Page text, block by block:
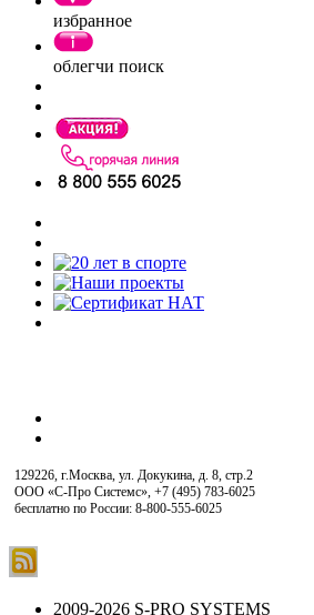
избранное
облегчи поиск
129226, г.Москва, ул. Докукина, д. 8, стр.2
ООО «С-Про Системс», +7 (495) 783-6025
бесплатно по России: 8-800-555-6025
2009-2026 S-PRO SYSTEMS